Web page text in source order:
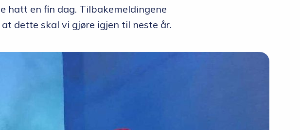
hatt en fin dag. Tilbakemeldingene
dette skal vi gjøre igjen til neste år.